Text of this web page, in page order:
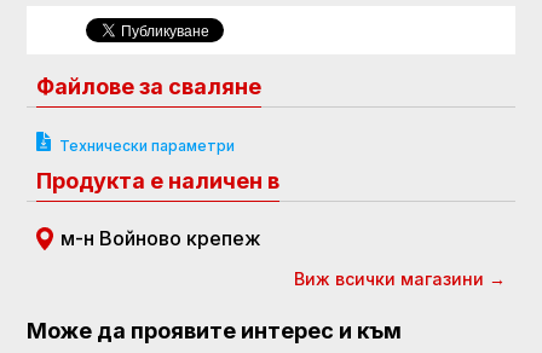
Файлове за сваляне
Технически параметри
Продукта е наличен в
м-н Войново крепеж
Виж всички магазини →
Може да проявите интерес и към